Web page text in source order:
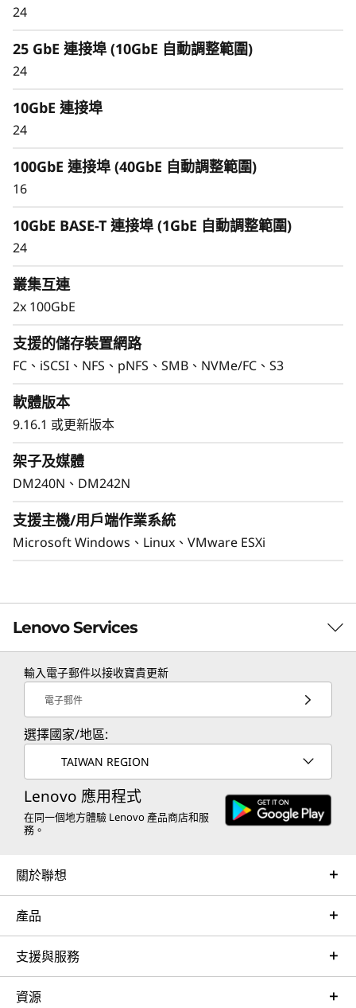
保持資料可用性與安全性，提供業界領先的資料保
資料安全是任何組織的優先關注點。保護您的寶貴
資料免受勒索病毒和其他外部網路攻擊，以及內部
效狀況中復原。
24
25 GbE 連接埠 (10GbE 自動調整範圍)
24
10GbE 連接埠
24
100GbE 連接埠 (40GbE 自動調整範圍)
16
10GbE BASE-T 連接埠 (1GbE 自動調整範圍)
24
叢集互連
2x 100GbE
支援的儲存裝置網路
FC、iSCSI、NFS、pNFS、SMB、NVMe/FC、S3
軟體版本
9.16.1 或更新版本
架子及媒體
DM240N、DM242N
支援主機/用戶端作業系統
Microsoft Windows、Linux、VMware ESXi
Lenovo Services
TruScale Services
Leverage real-time monitoring, 24x7 incident response,
and problem resolution, all through a single point of
contact. Quarterly health checks ensure ongoing
optimization and business innovation. Lenovo provides
remote active monitoring of hardware in the
customer’s data center, enabling ongoing performance
weeks. Optimized for NVIDIA AI Enterprise and
輸入電子郵件以接收寶貴更新
電子郵件
選擇國家/地區:
TAIWAN REGION
Lenovo 應用程式
在同一個地方體驗 Lenovo 產品商店和服
務。
關於聯想
產品
支援與服務
資源